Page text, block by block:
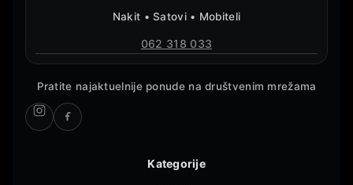
Nakit • Satovi • Mobiteli
062 318 033
Pratite najaktuelnije ponude na društvenim mrežama
Kategorije